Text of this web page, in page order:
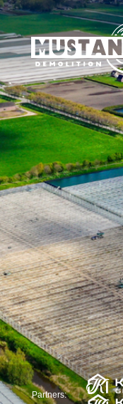
Partners: